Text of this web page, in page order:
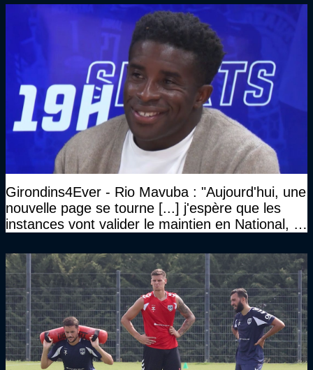
Girondins4Ever - Rio Mavuba : "Aujourd'hui, une
nouvelle page se tourne [...] j'espère que les
instances vont valider le maintien en National, et
haut niveau"